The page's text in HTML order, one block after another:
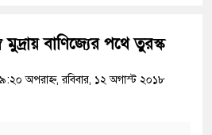
বাণিজ্যের পথে তুরস্ক
অপরাহ্ন, রবিবার, ১২ অগাস্ট ২০১৮